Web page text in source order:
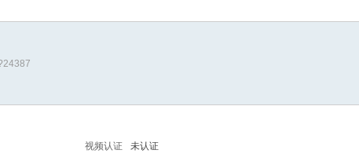
视频认证 未认证